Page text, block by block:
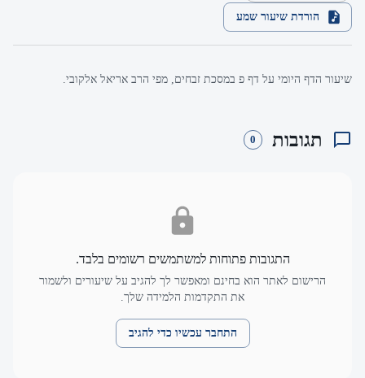
הורדת שיעור שמע
שיעור הדף היומי על דף פ במסכת זבחים, מפי הרב אריאל אלקובי.
תגובות 0
התגובות פתוחות למשתמשים רשומים בלבד.
הרישום לאתר הוא בחינם ומאפשר לך להגיב על שיעורים ולשמור
את התקדמות הלמידה שלך.
התחבר עכשיו כדי להגיב